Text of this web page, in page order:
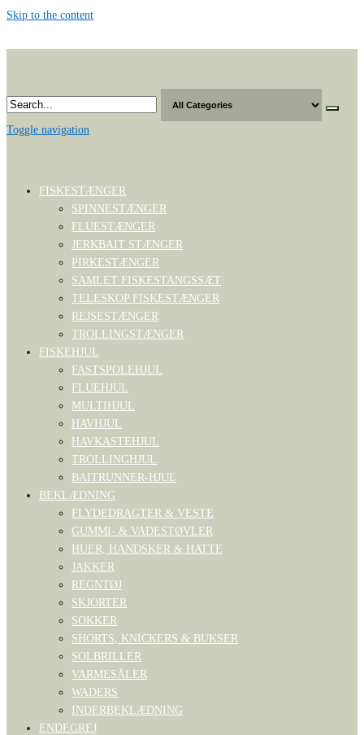
Skip to the content
Toggle navigation
FISKESTÆNGER
SPINNESTÆNGER
FLUESTÆNGER
JERKBAIT STÆNGER
PIRKESTÆNGER
SAMLET FISKESTANGSSÆT
TELESKOP FISKESTÆNGER
REJSESTÆNGER
TROLLINGSTÆNGER
FISKEHJUL
FASTSPOLEHJUL
FLUEHJUL
MULTIHJUL
HAVHJUL
HAVKASTEHJUL
TROLLINGHJUL
BAITRUNNER-HJUL
BEKLÆDNING
FLYDEDRAGTER & VESTE
GUMMI- & VADESTØVLER
HUER, HANDSKER & HATTE
JAKKER
REGNTØJ
SKJORTER
SOKKER
SHORTS, KNICKERS & BUKSER
SOLBRILLER
VARMESÅLER
WADERS
INDERBEKLÆDNING
ENDEGREJ